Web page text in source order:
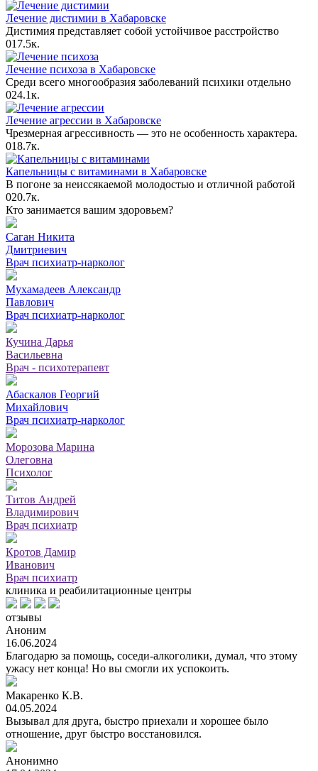
Лечение дистимии в Хабаровске
Дистимия представляет собой устойчивое расстройство
017.5к.
Лечение психоза в Хабаровске
Среди всего многообразия заболеваний психики отдельно
024.1к.
Лечение агрессии в Хабаровске
Чрезмерная агрессивность — это не особенность характера.
018.7к.
Капельницы с витаминами в Хабаровске
В погоне за неиссякаемой молодостью и отличной работой
020.7к.
Кто занимается вашим здоровьем?
Саган Никита
Дмитриевич
Врач психиатр-нарколог
Мухамадеев Александр
Павлович
Врач психиатр-нарколог
Кучина Дарья
Васильевна
Врач - психотерапевт
Абаскалов Георгий
Михайлович
Врач психиатр-нарколог
Морозова Марина
Олеговна
Психолог
Титов Андрей
Владимирович
Врач психиатр
Кротов Дамир
Иванович
Врач психиатр
клиника и реабилитационные центры
отзывы
Аноним
16.06.2024
Благодарю за помощь, соседи-алкоголики, думал, что этому
ужасу нет конца! Но вы смогли их успокоить.
Макаренко К.В.
04.05.2024
Вызывал для друга, быстро приехали и хорошее было
отношение, друг быстро восстановился.
Анонимно